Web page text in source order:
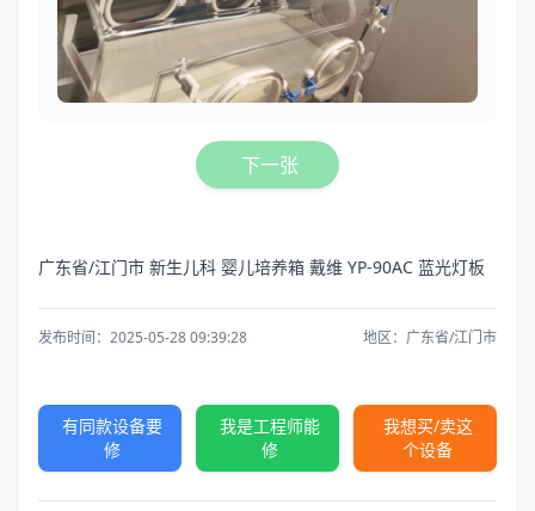
下一张
广东省/江门市 新生儿科 婴儿培养箱 戴维 YP-90AC 蓝光灯板
发布时间：2025-05-28 09:39:28 地区：广东省/江门市
有同款设备要
修
我是工程师能
修
我想买/卖这
个设备